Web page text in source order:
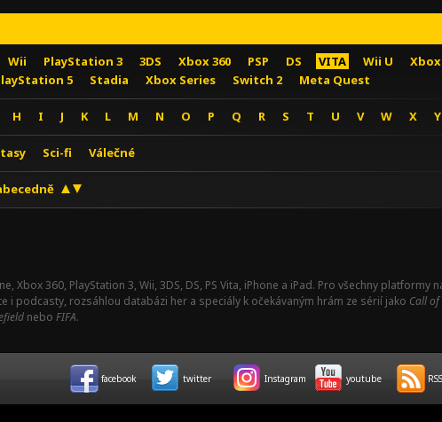
Wii PlayStation 3 3DS Xbox 360 PSP DS VITA Wii U
5 Stadia Xbox Series Switch 2 Meta Quest
H I J K L M N O P Q R S T U V W X Y
Sci-fi Válečné
Xbox 360, PlayStation 3, Wii, 3DS, DS, PS Vita, iPhone a iPad. Pro všechny platformy
i podcasty, rozsáhlou databázi her a speciály k očekávaným hrám ze sérií jako Call
nebo FIFA.
facebook twitter Instagram youtube RSS